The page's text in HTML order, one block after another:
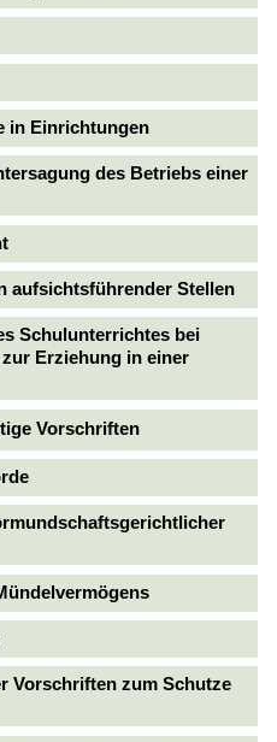
in Einrichtungen
des Betriebs einer
aufsichtsführender Stellen
Schulunterrichtes bei
Erziehung in einer
Vorschriften
Vorschriften zum Schutze